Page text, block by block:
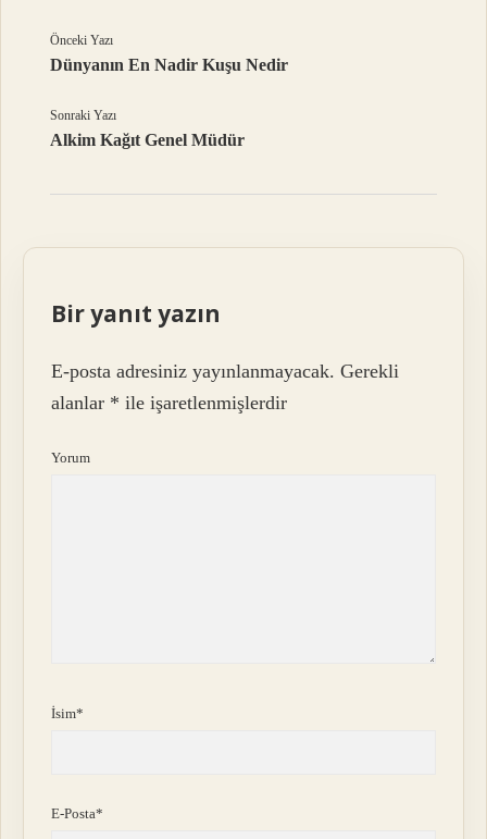
Önceki Yazı
Dünyanın En Nadir Kuşu Nedir
Sonraki Yazı
Alkim Kağıt Genel Müdür
Bir yanıt yazın
E-posta adresiniz yayınlanmayacak. Gerekli
alanlar * ile işaretlenmişlerdir
Yorum
İsim*
E-Posta*